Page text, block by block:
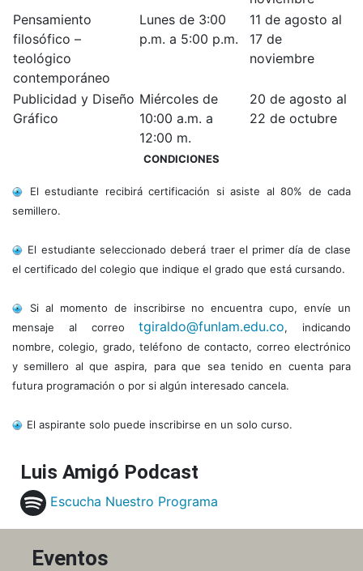
Pensamiento
filosófico –
teológico
contemporáneo
Lunes de 3:00
p.m. a 5:00 p.m.
11 de agosto al
17 de
noviembre
Publicidad y Diseño
Gráfico
Miércoles de
10:00 a.m. a
12:00 m.
20 de agosto al
22 de octubre
CONDICIONES
El estudiante recibirá certificación si asiste al 80% de cada
semillero.
El estudiante seleccionado deberá traer el primer día de clase
el certificado del colegio que indique el grado que está cursando.
Si al momento de inscribirse no encuentra cupo, envíe un
mensaje al correotgiraldo@funlam.edu.co, indicando
nombre, colegio, grado, teléfono de contacto, correo electrónico
y semillero al que aspira, para que sea tenido en cuenta para
futura programación o por si algún interesado cancela.
El aspirante solo puede inscribirse en un solo curso.
Luis Amigó Podcast
Escucha Nuestro Programa
Eventos